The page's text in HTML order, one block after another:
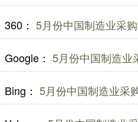
360： 5月份中国制造业采
Google： 5月份中国制造业
Bing： 5月份中国制造业采